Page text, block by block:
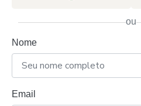
ou
Nome
Email